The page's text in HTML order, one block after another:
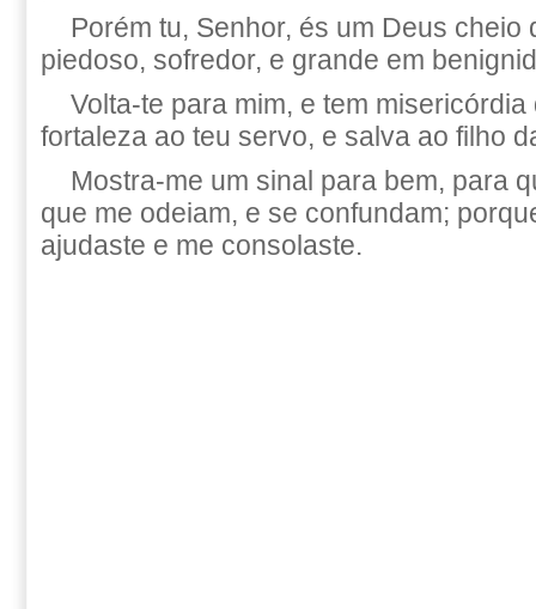
Porém tu, Senhor, és um Deus cheio
piedoso, sofredor, e grande em
Volta-te para mim, e tem misericórdia
fortaleza ao teu servo, e salva ao filho
Mostra-me um sinal para bem, para
que me odeiam, e se confundam;
ajudaste e me consolaste.